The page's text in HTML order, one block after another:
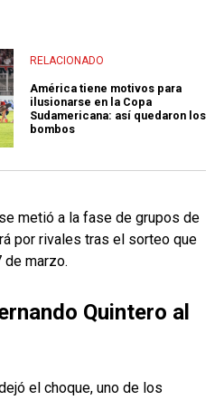
RELACIONADO
América tiene motivos para
ilusionarse en la Copa
Sudamericana: así quedaron los
bombos
metió a la fase de grupos de
por rivales tras el sorteo que
marzo.
Quintero al
el choque, uno de los